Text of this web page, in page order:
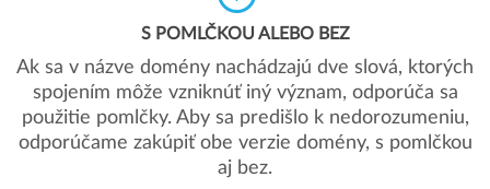
S POMLČKOU ALEBO BEZ
Ak sa v názve domény nachádzajú dve slová, ktorých
spojením môže vzniknúť iný význam, odporúča sa
použitie pomlčky. Aby sa predišlo k nedorozumeniu,
odporúčame zakúpiť obe verzie domény, s pomlčkou
aj bez.